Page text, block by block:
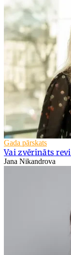
Gada pārskats
Vai zvērināts
Jana Nikandrova